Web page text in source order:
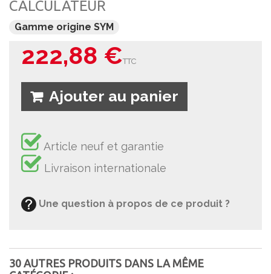
CALCULATEUR
Gamme origine SYM
222,88 €TTC
Ajouter au panier
Article neuf et garantie
Livraison internationale
Une question à propos de ce produit ?
30 AUTRES PRODUITS DANS LA MÊME